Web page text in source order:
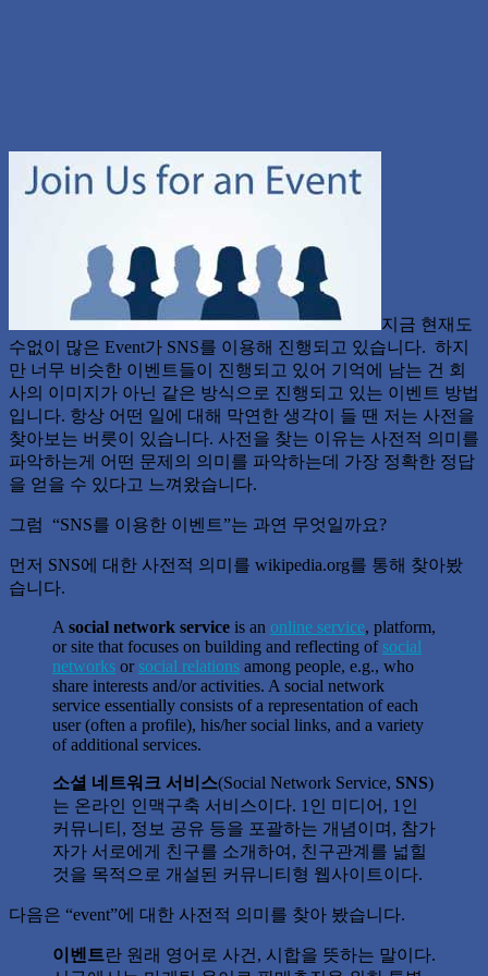
지금 현재도
수없이 많은 Event가 SNS를 이용해 진행되고 있습니다. 하지
만 너무 비슷한 이벤트들이 진행되고 있어 기억에 남는 건 회
사의 이미지가 아닌 같은 방식으로 진행되고 있는 이벤트 방법
입니다. 항상 어떤 일에 대해 막연한 생각이 들 땐 저는 사전을
찾아보는 버릇이 있습니다. 사전을 찾는 이유는 사전적 의미를
파악하는게 어떤 문제의 의미를 파악하는데 가장 정확한 정답
을 얻을 수 있다고 느껴왔습니다.
그럼 “SNS를 이용한 이벤트”는 과연 무엇일까요?
먼저 SNS에 대한 사전적 의미를 wikipedia.org를 통해 찾아봤
습니다.
A social network service is an online service, platform,
or site that focuses on building and reflecting of social
networks or social relations among people, e.g., who
share interests and/or activities. A social network
service essentially consists of a representation of each
user (often a profile), his/her social links, and a variety
of additional services.
소셜 네트워크 서비스(Social Network Service, SNS)
는 온라인 인맥구축 서비스이다. 1인 미디어, 1인
커뮤니티, 정보 공유 등을 포괄하는 개념이며, 참가
자가 서로에게 친구를 소개하여, 친구관계를 넓힐
것을 목적으로 개설된 커뮤니티형 웹사이트이다.
다음은 “event”에 대한 사전적 의미를 찾아 봤습니다.
이벤트란 원래 영어로 사건, 시합을 뜻하는 말이다.